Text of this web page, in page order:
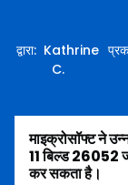
द्वारा: Kathrine
C.
माइक्रोसॉफ्ट ने
11 बिल्ड 26052
कर सकता है।